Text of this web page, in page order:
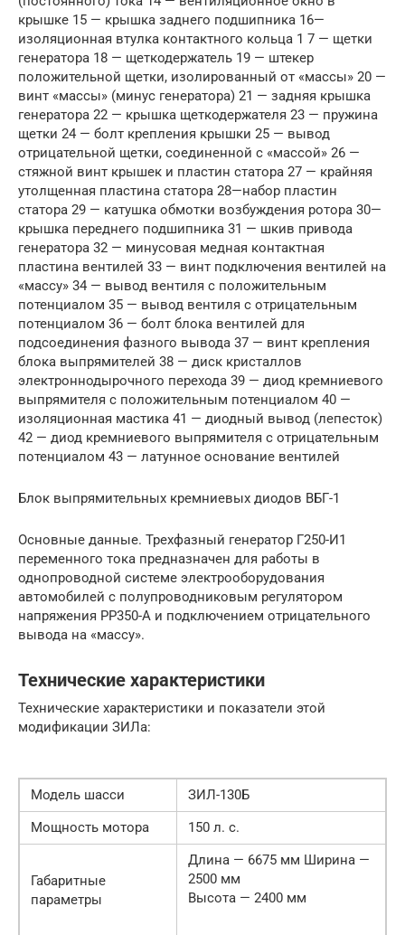
крышке 15 — крышка заднего подшипника 16—
изоляционная втулка контактного кольца 1 7 — щетки
генератора 18 — щеткодержатель 19 — штекер
положительной щетки, изолированный от «массы» 20 —
винт «массы» (минус генератора) 21 — задняя крышка
генератора 22 — крышка щеткодержателя 23 — пружина
щетки 24 — болт крепления крышки 25 — вывод
отрицательной щетки, соединенной с «массой» 26 —
стяжной винт крышек и пластин статора 27 — крайняя
утолщенная пластина статора 28—набор пластин
статора 29 — катушка обмотки возбуждения ротора 30—
крышка переднего подшипника 31 — шкив привода
генератора 32 — минусовая медная контактная
пластина вентилей 33 — винт подключения вентилей на
«массу» 34 — вывод вентиля с положительным
потенциалом 35 — вывод вентиля с отрицательным
потенциалом 36 — болт блока вентилей для
подсоединения фазного вывода 37 — винт крепления
блока выпрямителей 38 — диск кристаллов
электроннодырочного перехода 39 — диод кремниевого
выпрямителя с положительным потенциалом 40 —
изоляционная мастика 41 — диодный вывод (лепесток)
42 — диод кремниевого выпрямителя с отрицательным
потенциалом 43 — латунное основание вентилей
Блок выпрямительных кремниевых диодов ВБГ-1
Основные данные. Трехфазный генератор Г250-И1
переменного тока предназначен для работы в
однопроводной системе электрооборудования
автомобилей с полупроводниковым регулятором
напряжения РР350-А и подключением отрицательного
вывода на «массу».
Технические характеристики
Технические характеристики и показатели этой
модификации ЗИЛа:
Модель шасси
ЗИЛ-130Б
Мощность мотора
150 л. с.
Габаритные
параметры
Длина — 6675 мм Ширина —
2500 мм
Высота — 2400 мм